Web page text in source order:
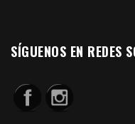
SÍGUENOS EN REDES